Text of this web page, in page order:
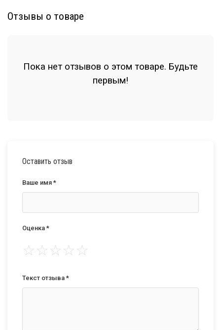
Отзывы о товаре
Пока нет отзывов о этом товаре. Будьте
первым!
Оставить отзыв
Ваше имя *
Оценка *
☆☆☆☆☆
Текст отзыва *